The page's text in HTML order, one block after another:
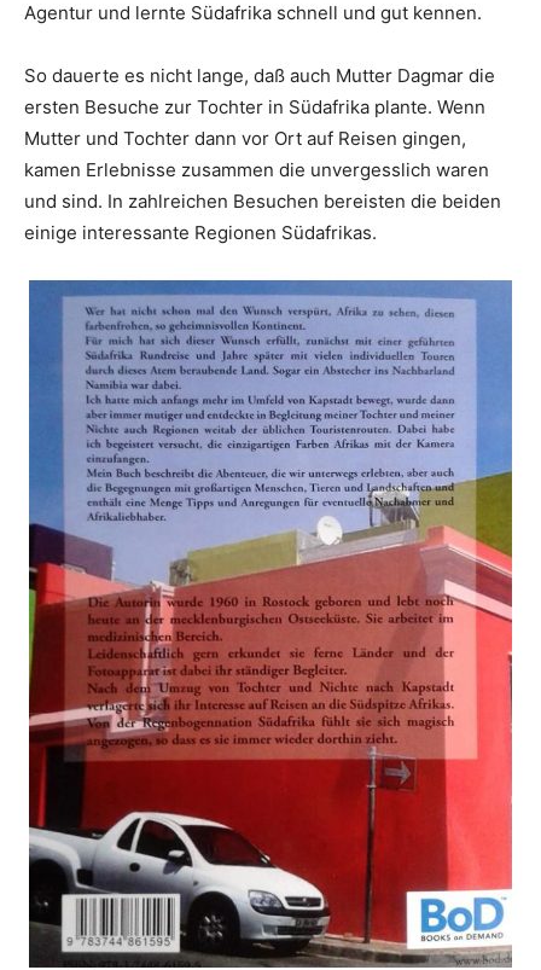
Agentur und lernte Südafrika schnell und gut kennen.
So dauerte es nicht lange, daß auch Mutter Dagmar die
ersten Besuche zur Tochter in Südafrika plante. Wenn
Mutter und Tochter dann vor Ort auf Reisen gingen,
kamen Erlebnisse zusammen die unvergesslich waren
und sind. In zahlreichen Besuchen bereisten die beiden
einige interessante Regionen Südafrikas.